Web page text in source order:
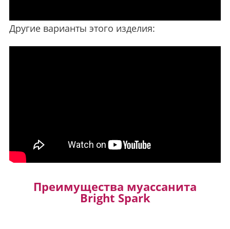
Другие варианты этого изделия:
Преимущества муассанита
Bright Spark